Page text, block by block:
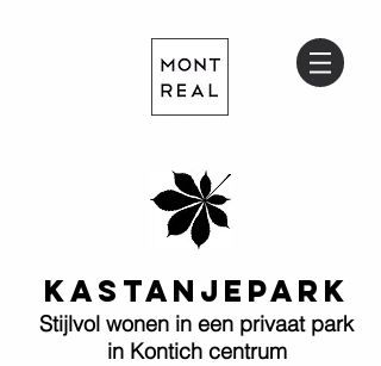
KASTANJEPARK
Stijlvol wonen in een privaat park
in Kontich centrum